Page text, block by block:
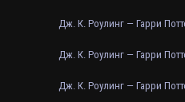
Дж. К. Роулинг — Гарри
Дж. К. Роулинг — Гарри
Дж. К. Роулинг — Гарри